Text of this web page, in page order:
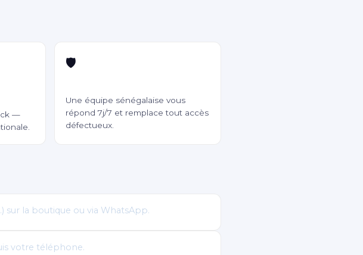
—
🛡️
Une équipe sénégalaise vous
répond 7j/7 et remplace tout accès
défectueux.
sur la boutique ou via WhatsApp.
votre téléphone.